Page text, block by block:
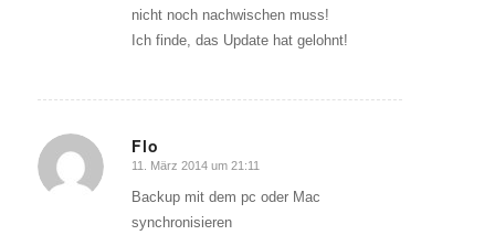
nicht noch nachwischen muss!
Ich finde, das Update hat gelohnt!
Flo
sagte:
11. März 2014 um 21:11
Backup mit dem pc oder Mac
synchronisieren